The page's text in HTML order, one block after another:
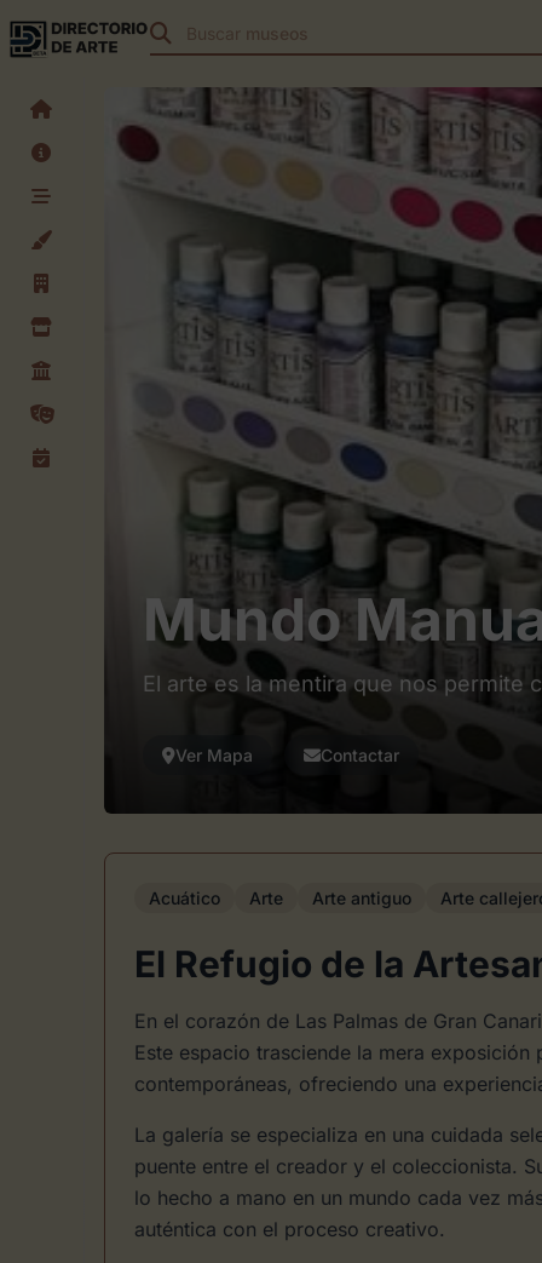
Buscar teatros
Mundo
El arte es la mentira que nos permite
Ver Mapa Contactar
Acuático Arte Arte antiguo Arte
El Refugio de la
En el corazón de Las Palmas de Gran
Este espacio trasciende la mera
contemporáneas, ofreciendo una
La galería se especializa en una cuidada
puente entre el creador y el coleccionista.
lo hecho a mano en un mundo cada vez
auténtica con el proceso creativo.